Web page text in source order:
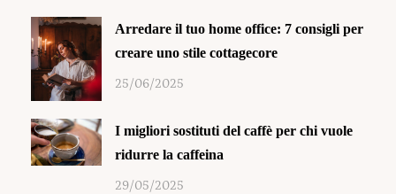
Arredare il tuo home office: 7 consigli per
creare uno stile cottagecore
25/06/2025
I migliori sostituti del caffè per chi vuole
ridurre la caffeina
29/05/2025